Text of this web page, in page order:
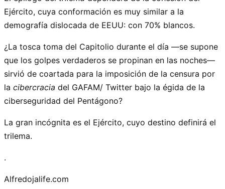
Ejército, cuya conformación es muy similar a la
demografía dislocada de EEUU: con 70% blancos.
¿La tosca toma del Capitolio durante el día —se supone
que los golpes verdaderos se propinan en las noches—
sirvió de coartada para la imposición de la censura por
la cibercracia del GAFAM/ Twitter bajo la égida de la
ciberseguridad del Pentágono?
La gran incógnita es el Ejército, cuyo destino definirá el
trilema.
.
Alfredojalife.com